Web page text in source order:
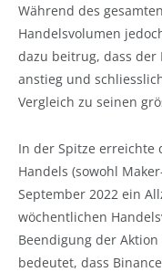
Während des
Handelsvolumen
dazu beitrug, dass der
anstieg und
Vergleich zu seinen
In der Spitze erreichte
Handels (sowohl
September 2022 ein
wöchentlichen
Beendigung der Aktion
bedeutet, dass